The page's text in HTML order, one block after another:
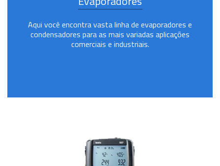
Aqui você encontra vasta linha de evaporadores e
condensadores para as mais variadas aplicações
comerciais e industriais.